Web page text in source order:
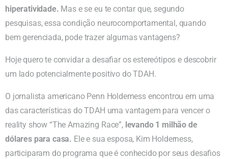
hiperatividade. Mas e se eu te contar que, segundo
pesquisas, essa condição neurocomportamental, quando
bem gerenciada, pode trazer algumas vantagens?
Hoje quero te convidar a desafiar os estereótipos e descobrir
um lado potencialmente positivo do TDAH.
O jornalista americano Penn Holderness encontrou em uma
das características do TDAH uma vantagem para vencer o
reality show “The Amazing Race”, levando 1 milhão de
dólares para casa. Ele e sua esposa, Kim Holderness,
participaram do programa que é conhecido por seus desafios